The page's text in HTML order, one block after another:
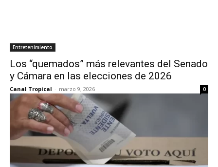
Entretenimiento
Los “quemados” más relevantes del Senado
y Cámara en las elecciones de 2026
Canal Tropical - marzo 9, 2026 0